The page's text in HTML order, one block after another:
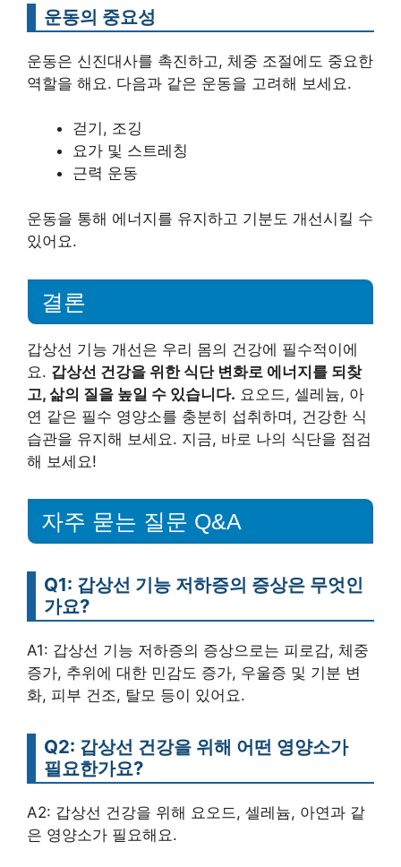
운동의 중요성
운동은 신진대사를 촉진하고, 체중 조절에도 중요한
역할을 해요. 다음과 같은 운동을 고려해 보세요.
걷기, 조깅
요가 및 스트레칭
근력 운동
운동을 통해 에너지를 유지하고 기분도 개선시킬 수
있어요.
결론
갑상선 기능 개선은 우리 몸의 건강에 필수적이에
요. 갑상선 건강을 위한 식단 변화로 에너지를 되찾
고, 삶의 질을 높일 수 있습니다. 요오드, 셀레늄, 아
연 같은 필수 영양소를 충분히 섭취하며, 건강한 식
습관을 유지해 보세요. 지금, 바로 나의 식단을 점검
해 보세요!
자주 묻는 질문 Q&A
Q1: 갑상선 기능 저하증의 증상은 무엇인
가요?
A1: 갑상선 기능 저하증의 증상으로는 피로감, 체중
증가, 추위에 대한 민감도 증가, 우울증 및 기분 변
화, 피부 건조, 탈모 등이 있어요.
Q2: 갑상선 건강을 위해 어떤 영양소가
필요한가요?
A2: 갑상선 건강을 위해 요오드, 셀레늄, 아연과 같
은 영양소가 필요해요.